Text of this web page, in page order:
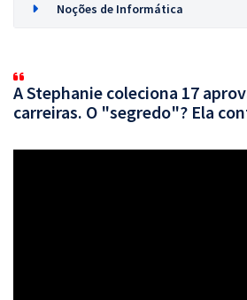
Noções de Informática
A Stephanie coleciona 17
carreiras. O "segredo"? Ela